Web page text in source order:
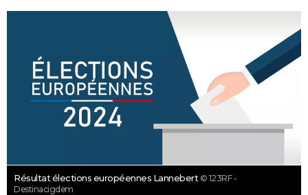
Résultat élections européennes Lannebert © 123RF -
Destinacigdem